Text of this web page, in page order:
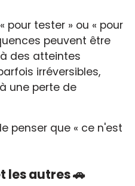
pour tester » ou « pour
peuvent être
des atteintes
irréversibles,
une perte de
penser que « ce n'est
les autres 🚗